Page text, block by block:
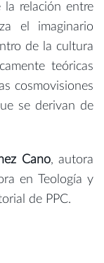
la relación entre
el imaginario
de la cultura
teóricas
cosmovisiones
se derivan de
Cano, autora
en Teología y
de PPC.